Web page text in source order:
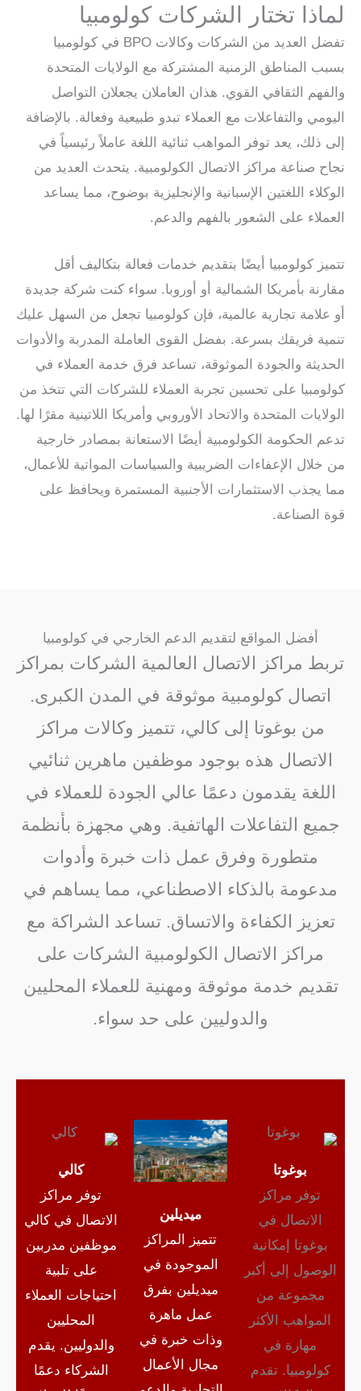
لماذا تختار الشركات كولومبيا
تفضل العديد من الشركات وكالات BPO في كولومبيا
بسبب المناطق الزمنية المشتركة مع الولايات المتحدة
والفهم الثقافي القوي. هذان العاملان يجعلان التواصل
اليومي والتفاعلات مع العملاء تبدو طبيعية وفعالة. بالإضافة
إلى ذلك، يعد توفر المواهب ثنائية اللغة عاملاً رئيسياً في
نجاح صناعة مراكز الاتصال الكولومبية. يتحدث العديد من
الوكلاء اللغتين الإسبانية والإنجليزية بوضوح، مما يساعد
العملاء على الشعور بالفهم والدعم.
تتميز كولومبيا أيضًا بتقديم خدمات فعالة بتكاليف أقل
مقارنة بأمريكا الشمالية أو أوروبا. سواء كنت شركة جديدة
أو علامة تجارية عالمية، فإن كولومبيا تجعل من السهل عليك
تنمية فريقك بسرعة. بفضل القوى العاملة المدربة والأدوات
الحديثة والجودة الموثوقة، تساعد فرق خدمة العملاء في
كولومبيا على تحسين تجربة العملاء للشركات التي تتخذ من
الولايات المتحدة والاتحاد الأوروبي وأمريكا اللاتينية مقرًا لها.
تدعم الحكومة الكولومبية أيضًا الاستعانة بمصادر خارجية
من خلال الإعفاءات الضريبية والسياسات المواتية للأعمال،
مما يجذب الاستثمارات الأجنبية المستمرة ويحافظ على
قوة الصناعة.
أفضل المواقع لتقديم الدعم الخارجي في كولومبيا
تربط مراكز الاتصال العالمية الشركات بمراكز
اتصال كولومبية موثوقة في المدن الكبرى.
من بوغوتا إلى كالي، تتميز وكالات مراكز
الاتصال هذه بوجود موظفين ماهرين ثنائيي
اللغة يقدمون دعمًا عالي الجودة للعملاء في
جميع التفاعلات الهاتفية. وهي مجهزة بأنظمة
متطورة وفرق عمل ذات خبرة وأدوات
مدعومة بالذكاء الاصطناعي، مما يساهم في
تعزيز الكفاءة والاتساق. تساعد الشراكة مع
مراكز الاتصال الكولومبية الشركات على
تقديم خدمة موثوقة ومهنية للعملاء المحليين
والدوليين على حد سواء.
بوغوتا
توفر مراكز
الاتصال في
بوغوتا إمكانية
الوصول إلى أكبر
مجموعة من
المواهب الأكثر
مهارة في
كولومبيا. تقدم
ميديلين
تتميز المراكز
الموجودة في
ميديلين بفرق
عمل ماهرة
وذات خبرة في
مجال الأعمال
كالي
توفر مراكز
الاتصال في كالي
موظفين مدربين
على تلبية
احتياجات العملاء
المحليين
والدوليين. يقدم
الشركاء دعمًا